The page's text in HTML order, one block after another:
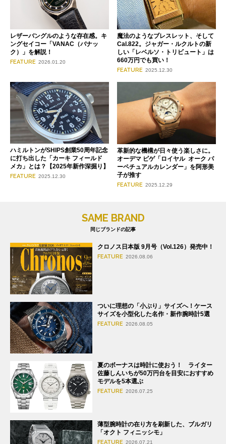
レザーバングルのような存在感。キ
ングセイコー「VANAC（バナッ
ク）」を解説！
FEATURE 2026.01.20
魔法のようなブレスレット、そして
Cal.822。ジャガー・ルクルトの新
しい「レベルソ・トリビュート」は
660万円でも買い！
FEATURE 2025.12.30
ハミルトンがSHIPS創業50周年記念
に打ち出した「カーキ フィールド
メカ」とは？【2025年新作深掘り】
FEATURE 2025.12.30
革新的な機構が日々使う楽しさに。
オーデマ ピゲ「ロイヤル オーク パ
ーペチュアルカレンダー」を阿形美
子が推す
FEATURE 2025.12.29
SAME BRAND
同じブランドの記事
クロノス日本版 9月号（Vol.126）発売中！
FEATURE 2026.08.06
ついに理想の「小ぶり」サイズへ！ケース
サイズを小型化した名作・新作腕時計5選
FEATURE 2026.08.05
夏のボーナスは時計に使おう！ ライター
佐藤しんいちが50万円台を目安におすすめ
モデルを5本選ぶ
FEATURE 2026.07.25
薄型腕時計の在り方を刷新した、ブルガリ
「オクト フィニッシモ」
FEATURE 2026.07.21